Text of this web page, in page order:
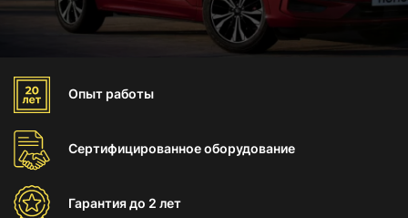
Опыт работы
Сертифицированноеоборудование
Гарантиядо 2 лет